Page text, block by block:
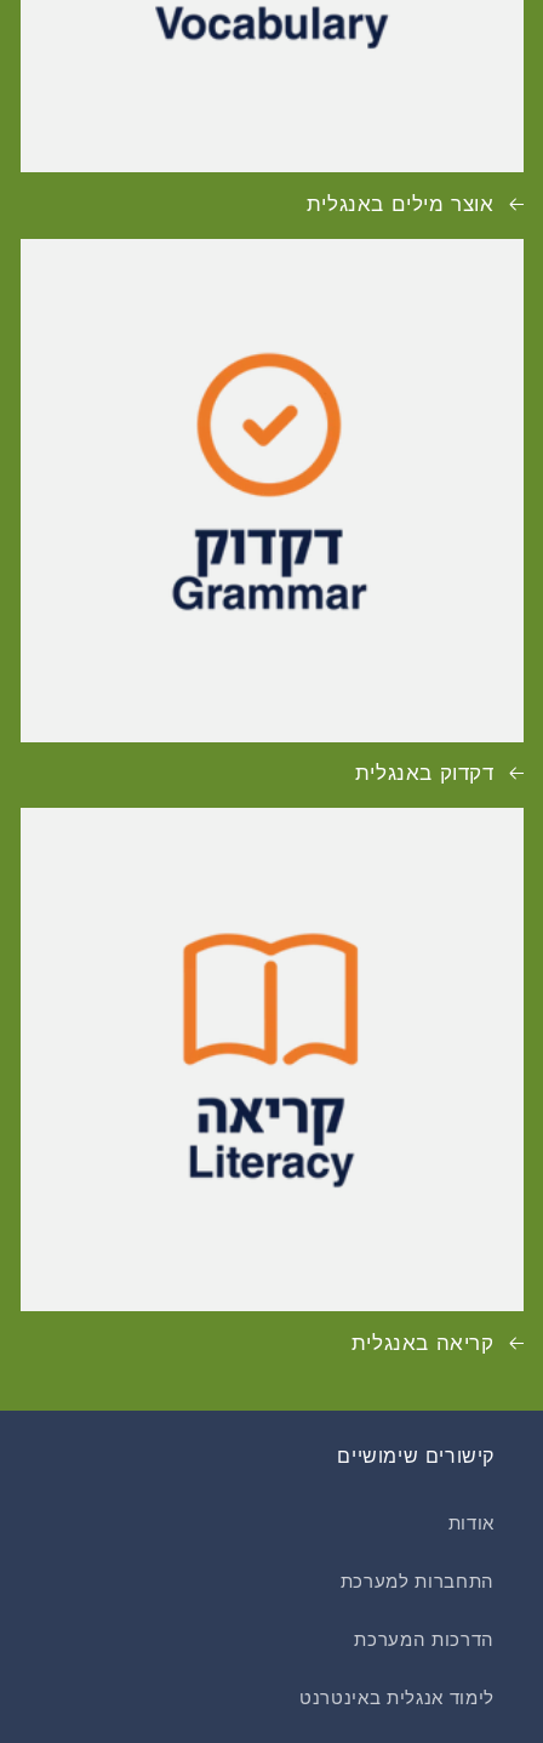
אוצר מילים באנגלית
דקדוק באנגלית
קריאה באנגלית
קישורים שימושיים
אודות
התחברות למערכת
הדרכות המערכת
לימוד אנגלית באינטרנט